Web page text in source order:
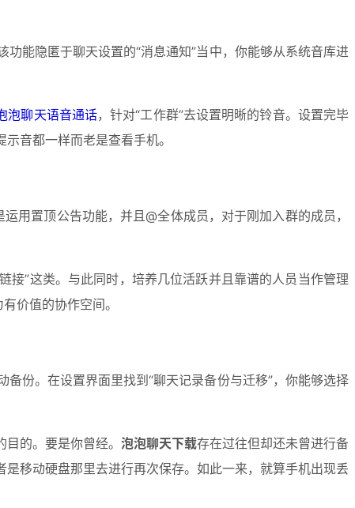
能隐匿于聊天设置的“消息通知”当中，你能够从系统音库进
泡聊天语音通话，针对“工作群”去设置明晰的铃音。设置完毕
音都一样而老是查看手机。
用置顶公告功能，并且@全体成员，对于刚加入群的成员，
接”这类。与此同时，培养几位活跃并且靠谱的人员当作管理
价值的协作空间。
份。在设置界面里找到“聊天记录备份与迁移”，你能够选择
的。要是你曾经。 泡泡聊天下载存在过往但却还未曾进行备
移动硬盘那里去进行再次保存。如此一来，就算手机出现丢